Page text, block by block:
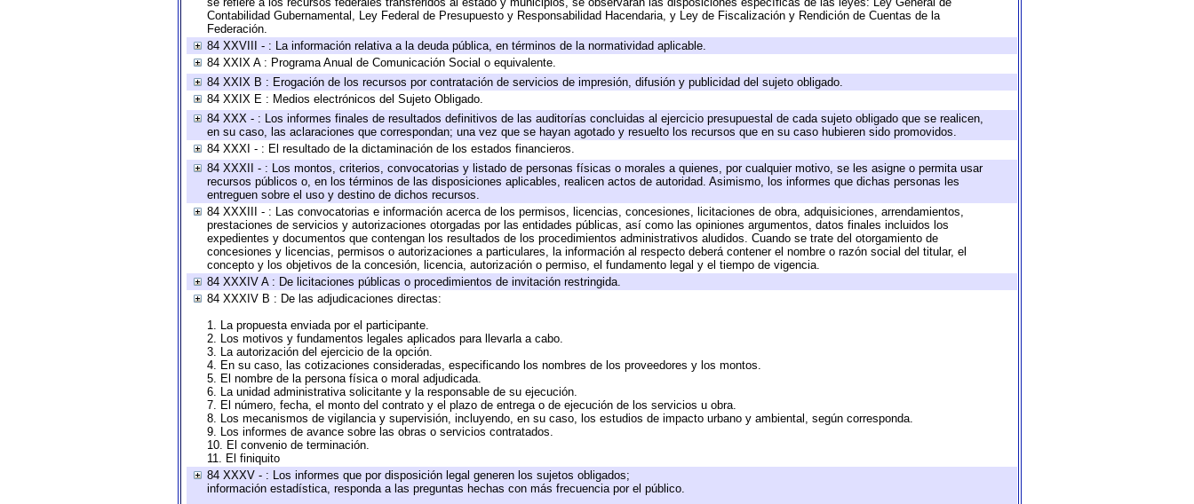
Contabilidad Gubernamental, Ley Federal de Presupuesto y Responsabilidad Hacendaria, y Ley de Fiscalización y Rendición de Cuentas de la
Federación.
84 XXVIII - : La información relativa a la deuda pública, en términos de la normatividad aplicable.
84 XXIX A : Programa Anual de Comunicación Social o equivalente.
84 XXIX B : Erogación de los recursos por contratación de servicios de impresión, difusión y publicidad del sujeto obligado.
84 XXIX E : Medios electrónicos del Sujeto Obligado.
84 XXX - : Los informes finales de resultados definitivos de las auditorías concluidas al ejercicio presupuestal de cada sujeto obligado que se realicen,
en su caso, las aclaraciones que correspondan; una vez que se hayan agotado y resuelto los recursos que en su caso hubieren sido promovidos.
84 XXXI - : El resultado de la dictaminación de los estados financieros.
84 XXXII - : Los montos, criterios, convocatorias y listado de personas físicas o morales a quienes, por cualquier motivo, se les asigne o permita usar
recursos públicos o, en los términos de las disposiciones aplicables, realicen actos de autoridad. Asimismo, los informes que dichas personas les
entreguen sobre el uso y destino de dichos recursos.
84 XXXIII - : Las convocatorias e información acerca de los permisos, licencias, concesiones, licitaciones de obra, adquisiciones, arrendamientos,
prestaciones de servicios y autorizaciones otorgadas por las entidades públicas, así como las opiniones argumentos, datos finales incluidos los
expedientes y documentos que contengan los resultados de los procedimientos administrativos aludidos. Cuando se trate del otorgamiento de
concesiones y licencias, permisos o autorizaciones a particulares, la información al respecto deberá contener el nombre o razón social del titular, el
concepto y los objetivos de la concesión, licencia, autorización o permiso, el fundamento legal y el tiempo de vigencia.
84 XXXIV A : De licitaciones públicas o procedimientos de invitación restringida.
84 XXXIV B : De las adjudicaciones directas:
1. La propuesta enviada por el participante.
2. Los motivos y fundamentos legales aplicados para llevarla a cabo.
3. La autorización del ejercicio de la opción.
4. En su caso, las cotizaciones consideradas, especificando los nombres de los proveedores y los montos.
5. El nombre de la persona física o moral adjudicada.
6. La unidad administrativa solicitante y la responsable de su ejecución.
7. El número, fecha, el monto del contrato y el plazo de entrega o de ejecución de los servicios u obra.
8. Los mecanismos de vigilancia y supervisión, incluyendo, en su caso, los estudios de impacto urbano y ambiental, según corresponda.
9. Los informes de avance sobre las obras o servicios contratados.
10. El convenio de terminación.
11. El finiquito
84 XXXV - : Los informes que por disposición legal generen los sujetos obligados;
información estadística, responda a las preguntas hechas con más frecuencia por el público.